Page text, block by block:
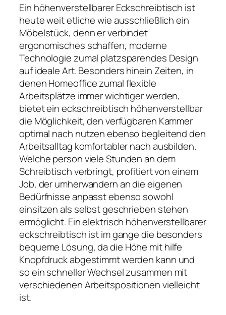
Ein höhenverstellbarer Eckschreibtisch ist
heute weit etliche wie ausschließlich ein
Möbelstück, denn er verbindet
ergonomisches schaffen, moderne
Technologie zumal platzsparendes Design
auf ideale Art. Besonders hinein Zeiten, in
denen Homeoffice zumal flexible
Arbeitsplätze immer wichtiger werden,
bietet ein eckschreibtisch höhenverstellbar
die Möglichkeit, den verfügbaren Kammer
optimal nach nutzen ebenso begleitend den
Arbeitsalltag komfortabler nach ausbilden.
Welche person viele Stunden an dem
Schreibtisch verbringt, profitiert von einem
Job, der umherwandern an die eigenen
Bedürfnisse anpasst ebenso sowohl
einsitzen als selbst geschrieben stehen
ermöglicht. Ein elektrisch höhenverstellbarer
eckschreibtisch ist im gange die besonders
bequeme Lösung, da die Höhe mit hilfe
Knopfdruck abgestimmt werden kann und
so ein schneller Wechsel zusammen mit
verschiedenen Arbeitspositionen vielleicht
ist.